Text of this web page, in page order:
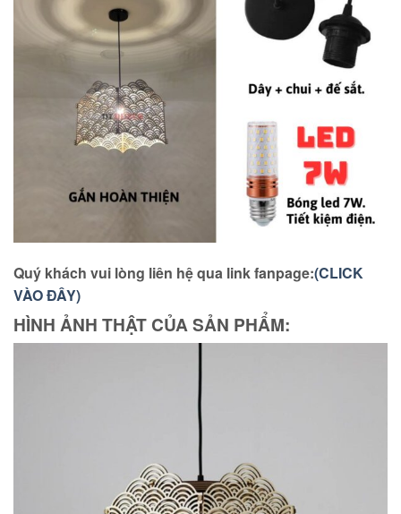
Quý khách vui lòng liên hệ qua link fanpage:(CLICK
VÀO ĐÂY)
HÌNH ẢNH THẬT CỦA SẢN PHẨM: